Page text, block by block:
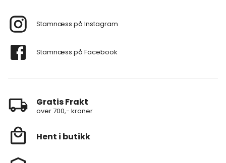
Stamnæss på Instagram
Stamnæss på Facebook
Gratis Frakt
over 700,- kroner
Hent i butikk